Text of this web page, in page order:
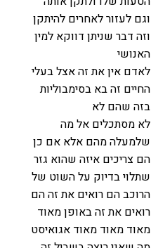
וגם לעזור לאחרים להיתקן
וזה דבר שניתן דווקא למין
האנושי
לאדם אין את זה אצל בעלי
החיים זה בא בסימבוליות
בזה שהם לא
לא מסתכלים אל מה
שלמעלה מהם אלא אם כן
הם צריכים איזה שהוא גזר
שתלוי בדיוק על השוט של
הרוכב הם רואים את זה הם
רואים את זה באופן מאוד
מאוד מאוד מאוד אגואיסט